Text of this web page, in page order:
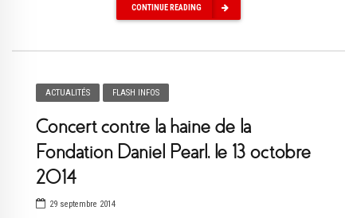
CONTINUE READING
ACTUALITÉS FLASH INFOS
Concert contre la haine de la
Fondation Daniel Pearl, le 13 octobre
2014
29 septembre 2014